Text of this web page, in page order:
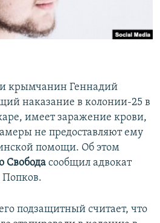
крымчанин Геннадий
наказание в колонии-25 в
имеет заражение крови,
не предоставляют ему
помощи. Об этом
Свобода сообщил адвокат
Попков.
подзащитный считает, что